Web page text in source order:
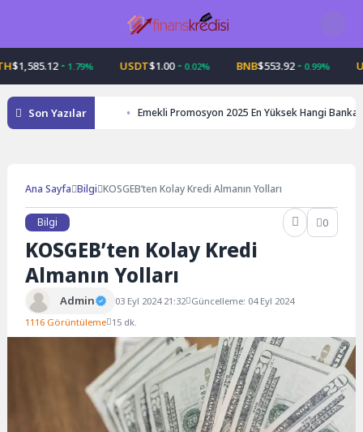
1.79% USDT$1.00 0.02% $553.92 0.99% USDC
Son Yazılar Emekli Promosyon 2025 En Yüksek Hangi Banka
Ana Sayfa Bilgi KOSGEB’ten Kolay Kredi Almanın Yolları
Bilgi 0
KOSGEB’ten Kolay Kredi
Almanın Yolları
Admin 03 Eyl 2024 21:32 Güncelleme: 04 Eyl 2024
1116 Görüntüleme 15 dk.